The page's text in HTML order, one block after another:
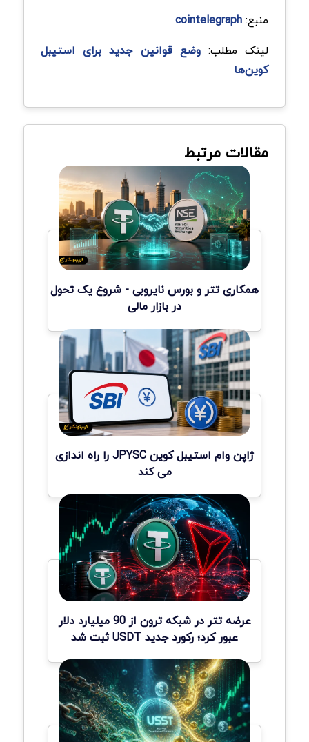
منبع:cointelegraph
لینک مطلب:وضع قوانین جدید برای استیبل
کوین‌ها
مقالات مرتبط
همکاری تتر و بورس نایروبی - شروع یک تحول
در بازار مالی
ژاپن وام استیبل کوین JPYSC را راه اندازی
می کند
عرضه تتر در شبکه ترون از 90 میلیارد دلار
عبور کرد؛ رکورد جدید USDT ثبت شد